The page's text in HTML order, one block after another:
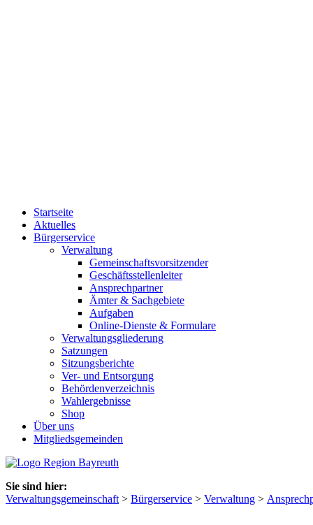
Startseite
Aktuelles
Bürgerservice
Verwaltung
Gemeinschaftsvorsitzender
Geschäftsstellenleiter
Ansprechpartner
Ämter & Sachgebiete
Aufgaben
Online-Dienste & Formulare
Verwaltungsgliederung
Satzungen
Sitzungsberichte
Ver- und Entsorgung
Behördenverzeichnis
Wahlergebnisse
Shop
Über uns
Mitgliedsgemeinden
Sie sind hier:
Verwaltungsgemeinschaft > Bürgerservice > Verwaltung >